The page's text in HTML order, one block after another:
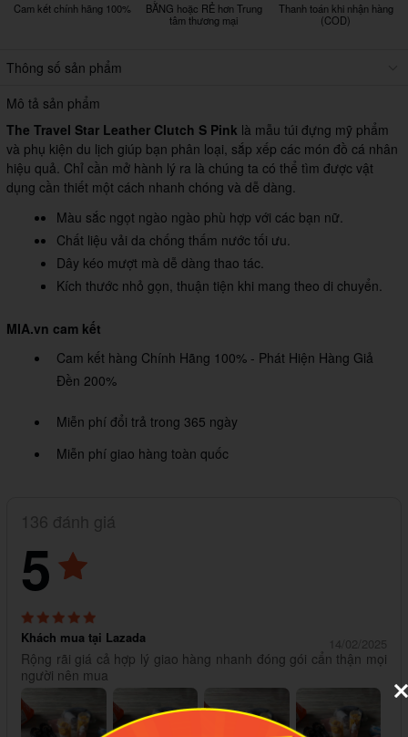
Cam kết chính hãng 100%
BẰNG hoặc RẺ hơn Trung
tâm thương mại
Thanh toán khi nhận hàng
(COD)
Thông số sản phẩm
Mô tả sản phẩm
The Travel Star Leather Clutch S Pink là mẫu túi đựng mỹ phẩm
và phụ kiện du lịch giúp bạn phân loại, sắp xếp các món đồ cá nhân
hiệu quả. Chỉ cần mở hành lý ra là chúng ta có thể tìm được vật
dụng cần thiết một cách nhanh chóng và dễ dàng.
Màu sắc ngọt ngào ngào phù hợp với các bạn nữ.
Chất liệu vải da chống thấm nước tối ưu.
Dây kéo mượt mà dễ dàng thao tác.
Kích thước nhỏ gọn, thuận tiện khi mang theo di chuyển.
MIA.vn cam kết
Cam kết hàng Chính Hãng 100% - Phát Hiện Hàng Giả
Đền 200%
Miễn phí đổi trả trong 365 ngày
Miễn phí giao hàng toàn quốc
136 đánh giá
5
Khách mua tại Lazada 14/02/2025
Rộng rãi giá cả hợp lý giao hàng nhanh đóng gói cẩn thận mọi
người nên mua